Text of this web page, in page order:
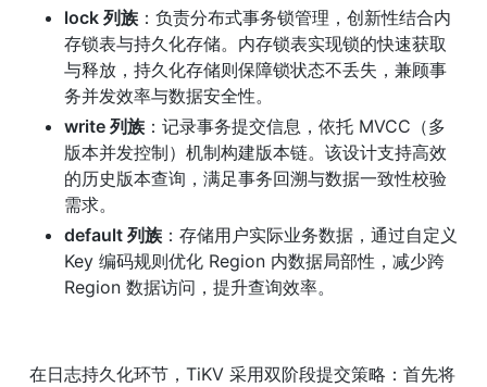
lock 列族 ：负责分布式事务锁管理，创新性结合内
存锁表与持久化存储。内存锁表实现锁的快速获取
与释放，持久化存储则保障锁状态不丢失，兼顾事
务并发效率与数据安全性。
write 列族 ：记录事务提交信息，依托 MVCC（多
版本并发控制）机制构建版本链。该设计支持高效
的历史版本查询，满足事务回溯与数据一致性校验
需求。
default 列族 ：存储用户实际业务数据，通过自定义
Key 编码规则优化 Region 内数据局部性，减少跨
Region 数据访问，提升查询效率。
在日志持久化环节，TiKV 采用双阶段提交策略：首先将